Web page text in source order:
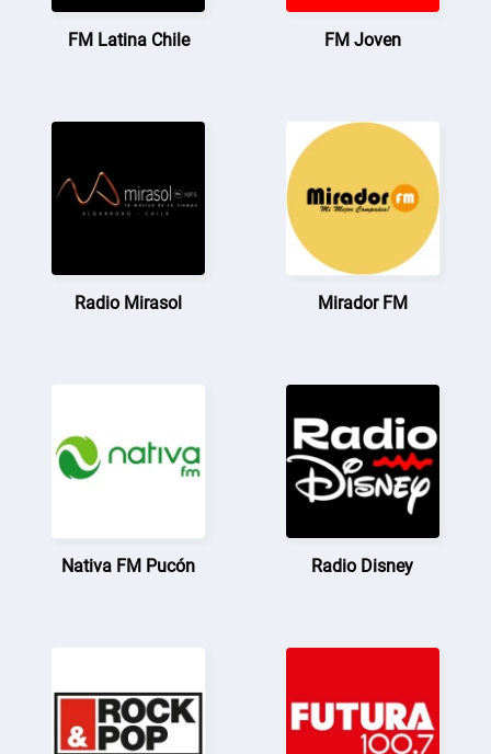
FM Latina Chile FM Joven
Radio Mirasol Mirador FM
Nativa FM Pucón Radio Disney